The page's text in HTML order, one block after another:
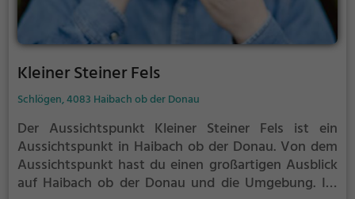
Kleiner Steiner Fels
Schlögen, 4083 Haibach ob der Donau
Der Aussichtspunkt Kleiner Steiner Fels ist ein
Aussichtspunkt in Haibach ob der Donau. Von dem
Aussichtspunkt hast du einen großartigen Ausblick
auf Haibach ob der Donau und die Umgebung. Im